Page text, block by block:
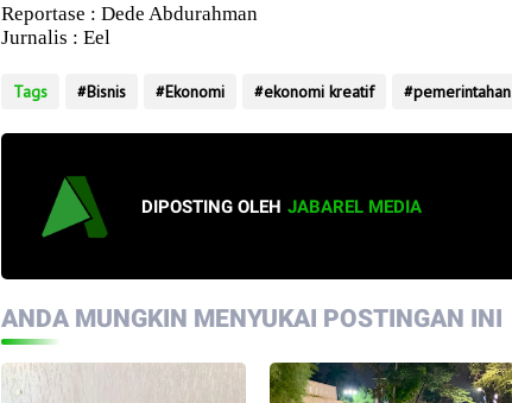
Reportase : Dede Abdurahman
Jurnalis : Eel
Tags Bisnis Ekonomi ekonomi kreatif pemerintahan
DIPOSTING OLEH JABAREL MEDIA
ANDA MUNGKIN MENYUKAI POSTINGAN INI